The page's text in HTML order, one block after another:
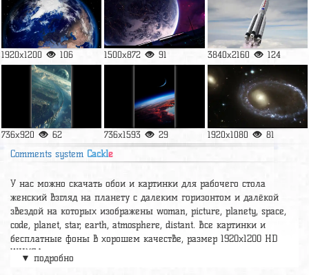
1920x1200 106 1500x872 91 3840x2160 124
736x920 62 736x1593 29 1920x1080 81
Comments system Cackle
У нас можно скачать обои и картинки для рабочего стола
женский взгляд на планету с далеким горизонтом и далёкой
звездой на которых изображены woman, picture, planety, space,
code, planet, star, earth, atmosphere, distant. Все картинки и
бесплатные фоны в хорошем качестве, размер 1920x1200 HD
WUXGA.
▼ подробно